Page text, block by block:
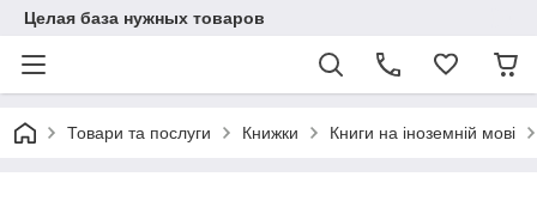
Целая база нужных товаров
Товари та послуги Книжки Книги на іноземній мові